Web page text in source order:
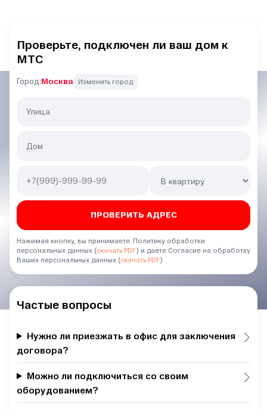
Проверьте, подключен ли ваш дом к
МТС
Город:Москва Изменить город
Нажимая кнопку, вы принимаете Политику обработки
персональных данных (скачать PDF) и даёте Согласие на обработку
Ваших персональных данных (скачать PDF)
Частые вопросы
Нужно ли приезжать в офис для заключения
договора?
Можно ли подключиться со своим
оборудованием?